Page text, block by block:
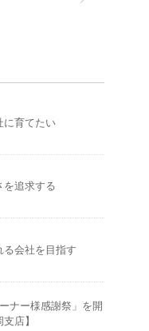
に育てたい
を追求する
る会社を目指す
ナー様感謝祭」を開
店】